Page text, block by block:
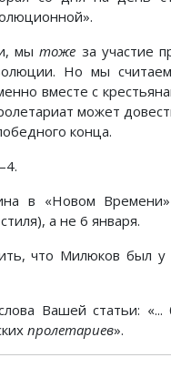
мытоже за участие
Но мы
вместе с
может
конца.
в «Новом
а не 6 января.
что Милюков был у
Вашей статьи: «...
пролетариев».